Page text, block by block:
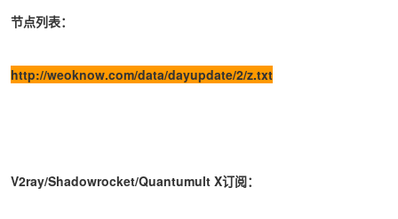
节点列表：
http://weoknow.com/data/dayupdate/2/z.txt
V2ray/Shadowrocket/Quantumult X订阅：